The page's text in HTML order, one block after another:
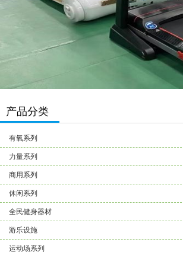
产品分类
有氧系列
力量系列
商用系列
休闲系列
全民健身器材
游乐设施
运动场系列